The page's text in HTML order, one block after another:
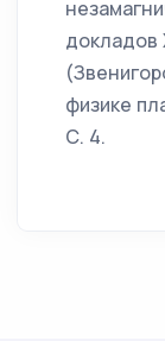
физике
С. 4.